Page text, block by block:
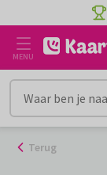
naar
inhoud
MENU
Terug